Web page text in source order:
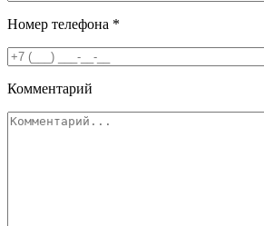
Номер телефона *
Комментарий